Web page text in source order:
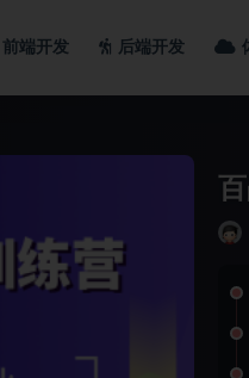
前端开发 后端开发